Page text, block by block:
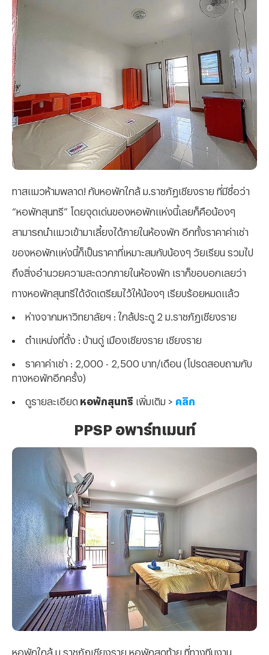
ทาสแมวห้ามพลาด! กับหอพักใกล้ ม.ราชภัฏเชียงราย ที่มีชื่อว่า
“หอพักสุนทรี” โดยจุดเด่นของหอพักแห่งนี้เลยก็คือน้องๆ
สามารถนำแมวเข้ามาเลี้ยงได้ภายในห้องพัก อีกทั้งราคาค่าเช่า
ของหอพักแห่งนี้ก็เป็นราคาที่เหมาะสมกับน้องๆ วัยเรียน รวมไป
ถึงสิ่งอำนวยความสะดวกภายในห้องพัก เราก็ขอบอกเลยว่า
ทางหอพักสุนทรีได้จัดเตรียมไว้ให้น้องๆ เรียบร้อยหมดแล้ว
ห่างจากมหาวิทยาลัยฯ : ใกล้ประตู 2 ม.ราชภัฏเชียงราย
ตำแหน่งที่ตั้ง : บ้านดู่ เมืองเชียงราย เชียงราย
ราคาค่าเช่า : 2,000 - 2,500 บาท/เดือน (โปรดสอบถามกับ
ทางหอพักอีกครั้ง)
ดูรายละเอียด หอพักสุนทรี เพิ่มเติม > คลิก
PPSP อพาร์ทเมนท์
หอพักใกล้ ม.ราชภัฏเชียงราย หอพักสุดท้าย ที่ทางทีมงาน